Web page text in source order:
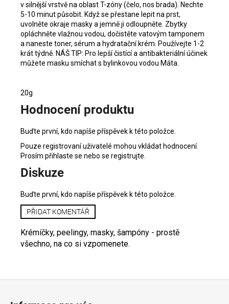
v silnější vrstvě na oblast T-zóny (čelo, nos brada). Nechte
5-10 minut působit. Když se přestane lepit na prst,
uvolněte okraje masky a jemně ji odloupněte. Zbytky
opláchněte vlažnou vodou, dočistěte vatovým tamponem
a naneste toner, sérum a hydratační krém. Používejte 1-2
krát týdně. NÁŠ TIP: Pro lepší čistící a antibakteriální účinek
můžete masku smíchat s bylinkovou vodou Máta.
20g
Hodnocení produktu
Buďte první, kdo napíše příspěvek k této položce.
Pouze registrovaní uživatelé mohou vkládat hodnocení.
Prosím přihlaste se nebo se registrujte.
Diskuze
Buďte první, kdo napíše příspěvek k této položce.
PŘIDAT KOMENTÁŘ
Krémíčky, peelingy, masky, šampóny - prostě
všechno, na co si vzpomenete.